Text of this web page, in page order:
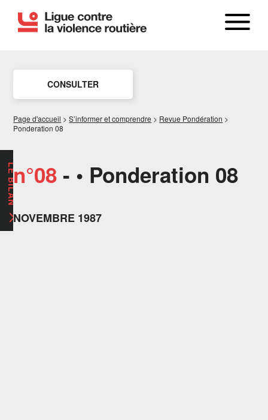
CONSULTER
Page d'accueil >S’informer et comprendre > Revue Pondération >
Ponderation 08
n°08 - • Ponderation 08
NOVEMBRE 1987
LE BILAN